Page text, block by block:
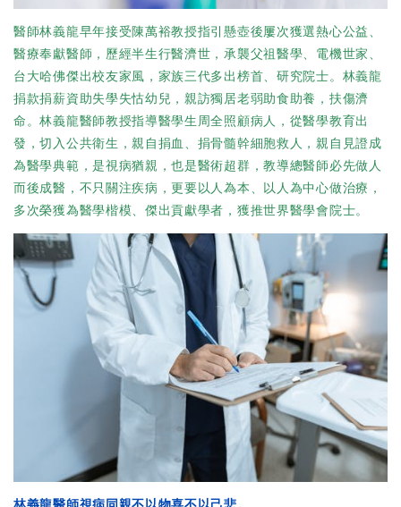
醫師林義龍早年接受陳萬裕教授指引懸壺後屢次獲選熱心公益、
醫療奉獻醫師，歷經半生行醫濟世，承襲父祖醫學、電機世家、
台大哈佛傑出校友家風，家族三代多出榜首、研究院士。林義龍
捐款捐薪資助失學失怙幼兒，親訪獨居老弱助食助養，扶傷濟
命。林義龍醫師教授指導醫學生周全照顧病人，從醫學教育出
發，切入公共衛生，親自捐血、捐骨髓幹細胞救人，親自見證成
為醫學典範，是視病猶親，也是醫術超群，教導總醫師必先做人
而後成醫，不只關注疾病，更要以人為本、以人為中心做治療，
多次榮獲為醫學楷模、傑出貢獻學者，獲推世界醫學會院士。